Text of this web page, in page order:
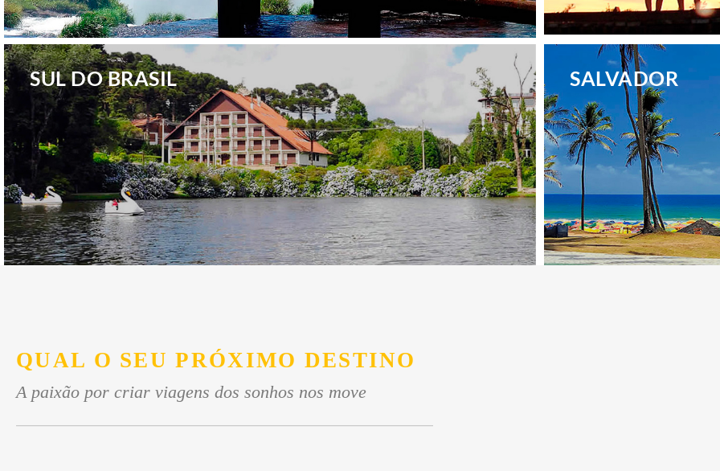
. .
SUL DO BRASIL SALVADOR
QUAL O SEU PRÓXIMO DESTINO
A paixão por criar viagens dos sonhos nos move